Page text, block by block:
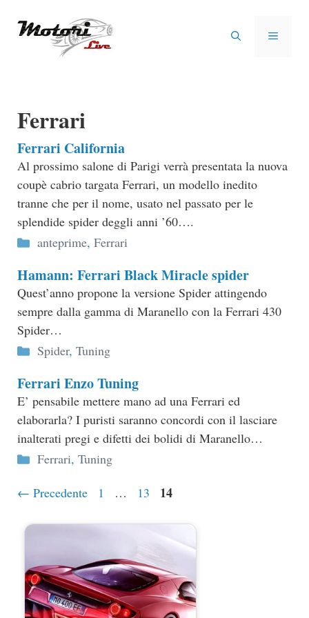
MENU
Ferrari
Ferrari California
Al prossimo salone di Parigi verrà presentata la nuova
coupè cabrio targata Ferrari, un modello inedito
tranne che per il nome, usato nel passato per le
splendide spider deggli anni ’60….
Categorie
anteprime, Ferrari
Hamann: Ferrari Black Miracle spider
Quest’anno propone la versione Spider attingendo
sempre dalla gamma di Maranello con la Ferrari 430
Spider…
Categorie
Spider, Tuning
Ferrari Enzo Tuning
E’ pensabile mettere mano ad una Ferrari ed
elaborarla? I puristi saranno concordi con il lasciare
inalterati pregi e difetti dei bolidi di Maranello…
Categorie
Ferrari, Tuning
← Precedente Pagina
1 … Pagina
13 Pagina
14